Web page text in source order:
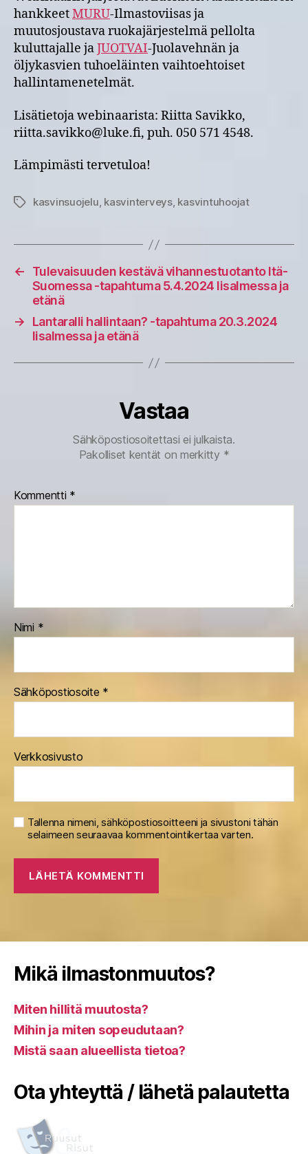
hankkeetMURU-Ilmastoviisas ja
muutosjoustava ruokajärjestelmä pellolta
kuluttajalle jaJUOTVAI-Juolavehnän ja
öljykasvien tuhoeläinten vaihtoehtoiset
hallintamenetelmät.
Lisätietoja webinaarista: Riitta Savikko,
riitta.savikko@luke.fi, puh. 050 571 4548.
Lämpimästi tervetuloa!
Avainsanat
kasvinsuojelu, kasvinterveys, kasvintuhoojat
←
Tulevaisuuden kestävä vihannestuotanto Itä-
Suomessa -tapahtuma 5.4.2024 Iisalmessa ja
etänä
→
Lantaralli hallintaan? -tapahtuma 20.3.2024
Iisalmessa ja etänä
Vastaa
Sähköpostiosoitettasi ei julkaista.
Pakolliset kentät on merkitty *
Kommentti *
Nimi *
Sähköpostiosoite *
Verkkosivusto
Tallenna nimeni, sähköpostiosoitteeni ja sivustoni tähän
selaimeen seuraavaa kommentointikertaa varten.
Mikä ilmastonmuutos?
Miten hillitä muutosta?
Mihin ja miten sopeudutaan?
Mistä saan alueellista tietoa?
Ota yhteyttä / lähetä palautetta